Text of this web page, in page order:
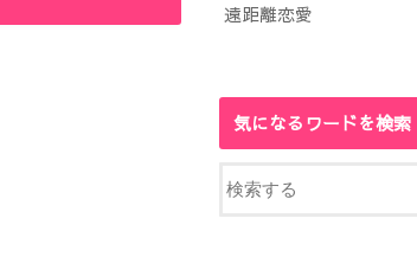
遠距離恋愛
気になるワードを検索